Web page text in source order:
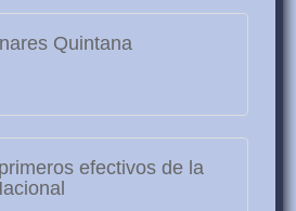
Quintana
efectivos de la